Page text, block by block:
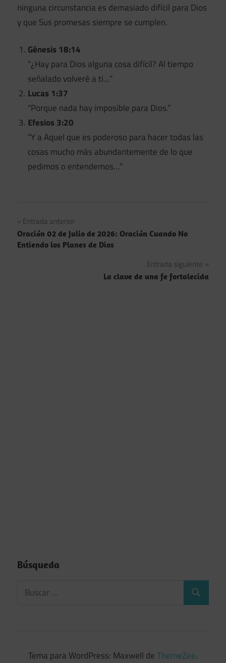
ninguna circunstancia es demasiado difícil para Dios
y que Sus promesas siempre se cumplen.
Génesis 18:14
“¿Hay para Dios alguna cosa difícil? Al tiempo
señalado volveré a ti…”
Lucas 1:37
“Porque nada hay imposible para Dios.”
Efesios 3:20
“Y a Aquel que es poderoso para hacer todas las
cosas mucho más abundantemente de lo que
pedimos o entendemos…”
Navegación
de
Entrada anterior
Oración 02 de Julio de 2026: Oración Cuando No
Entiendo los Planes de Dios
Entrada siguiente
La clave de una fe fortalecida
Búsqueda
Tema para WordPress: Maxwell deThemeZee.